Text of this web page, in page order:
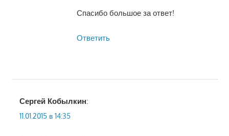
Спасибо большое за ответ!
Ответить
Сергей Кобылкин:
11.01.2015 в 14:35